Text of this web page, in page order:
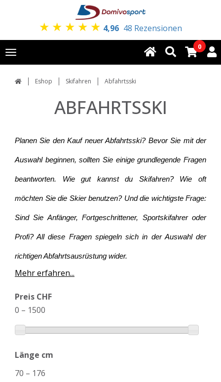
★ ★ ★ ★ ★ 4,96 48 Rezensionen
Toggle
navigation
0
Eshop Skifahren Abfahrtsski
ABFAHRTSSKI
Planen Sie den Kauf neuer Abfahrtsski? Bevor Sie mit der
Auswahl beginnen, sollten Sie einige grundlegende Fragen
beantworten. Wie gut kannst du Skifahren? Wie oft
möchten Sie die Skier benutzen? Und die wichtigste Frage:
Sind Sie Anfänger, Fortgeschrittener, Sportskifahrer oder
Profi? All diese Fragen spiegeln sich in der Auswahl der
richtigen Abfahrtsausrüstung wider.
Mehr erfahren...
Preis CHF
0 – 1500
Länge cm
70 – 176